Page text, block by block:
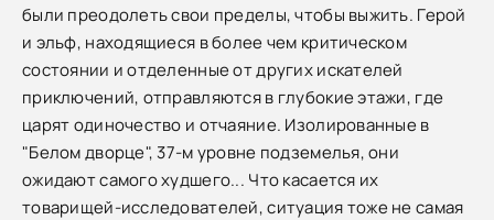
были преодолеть свои пределы, чтобы выжить. Герой
и эльф, находящиеся в более чем критическом
состоянии и отделенные от других искателей
приключений, отправляются в глубокие этажи, где
царят одиночество и отчаяние. Изолированные в
"Белом дворце", 37-м уровне подземелья, они
ожидают самого худшего... Что касается их
товарищей-исследователей, ситуация тоже не самая